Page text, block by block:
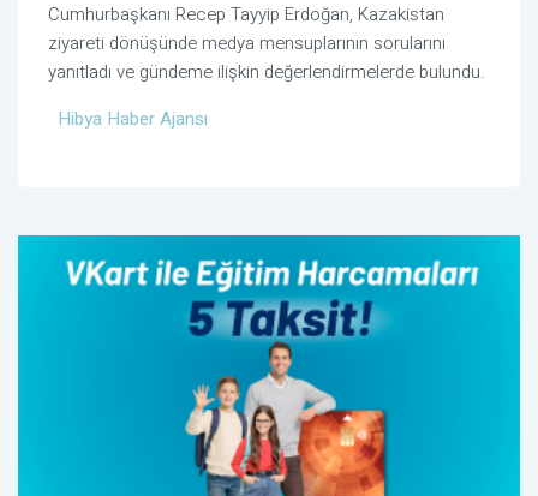
Cumhurbaşkanı Recep Tayyip Erdoğan, Kazakistan
ziyareti dönüşünde medya mensuplarının sorularını
yanıtladı ve gündeme ilişkin değerlendirmelerde bulundu.
Hibya Haber Ajansı